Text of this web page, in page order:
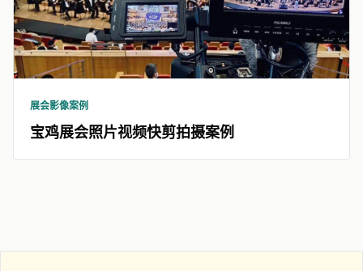
展会影像案例
宝鸡展会照片视频快剪拍摄案例